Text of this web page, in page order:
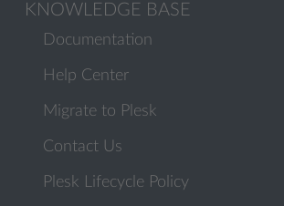
KNOWLEDGE BASE
Documentation
Help Center
Migrate to Plesk
Contact Us
Plesk Lifecycle Policy